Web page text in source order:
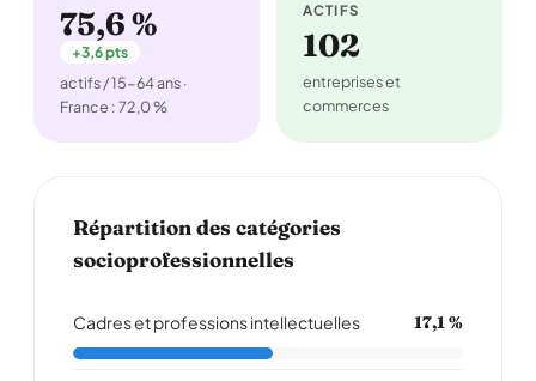
75,6 %
+3,6 pts
actifs / 15-64 ans ·
France : 72,0 %
ACTIFS
102
entreprises et
commerces
Répartition des catégories
socioprofessionnelles
Cadres et professions intellectuelles 17,1 %